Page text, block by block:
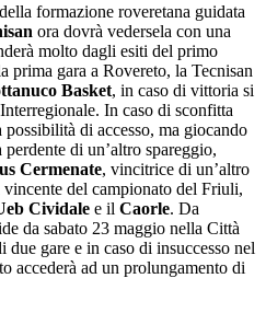
formazione roveretana guidata
ora dovrà vedersela con una
molto dagli esiti del primo
prima gara a Rovereto, la Tecnisan
Basket, in caso di vittoria si
In caso di sconfitta
di accesso, ma giocando
di un’altro spareggio,
Cermenate, vincitrice di un’altro
del campionato del Friuli,
Cividale e il Caorle. Da
da sabato 23 maggio nella Città
gare e in caso di insuccesso nel
accederà ad un prolungamento di